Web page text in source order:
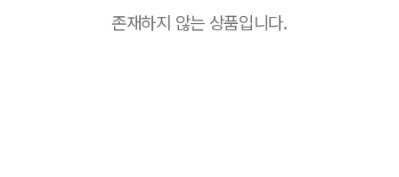
존재하지 않는 상품입니다.